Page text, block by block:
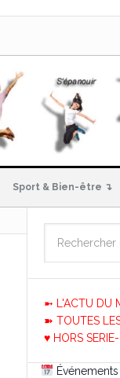
Sport & Bien-être ↴
➼ L'ACTU DU
➽ TOUTES
♥ HORS